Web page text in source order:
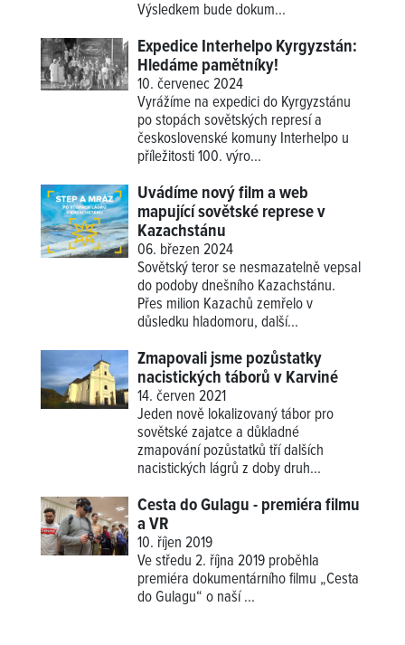
Výsledkem bude dokum...
Expedice Interhelpo Kyrgyzstán:
Hledáme pamětníky!
10. červenec 2024
Vyrážíme na expedici do Kyrgyzstánu
po stopách sovětských represí a
československé komuny Interhelpo u
příležitosti 100. výro...
Uvádíme nový film a web
mapující sovětské represe v
Kazachstánu
06. březen 2024
Sovětský teror se nesmazatelně vepsal
do podoby dnešního Kazachstánu.
Přes milion Kazachů zemřelo v
důsledku hladomoru, další...
Zmapovali jsme pozůstatky
nacistických táborů v Karviné
14. červen 2021
Jeden nově lokalizovaný tábor pro
sovětské zajatce a důkladné
zmapování pozůstatků tří dalších
nacistických lágrů z doby druh...
Cesta do Gulagu - premiéra filmu
a VR
10. říjen 2019
Ve středu 2. října 2019 proběhla
premiéra dokumentárního filmu „Cesta
do Gulagu“ o naší...